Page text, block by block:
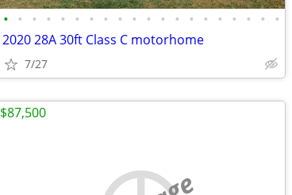
• • • • • • • • • • • • • • • • • • • •
2020 28A 30ft Class C motorhome
7/27
$87,500